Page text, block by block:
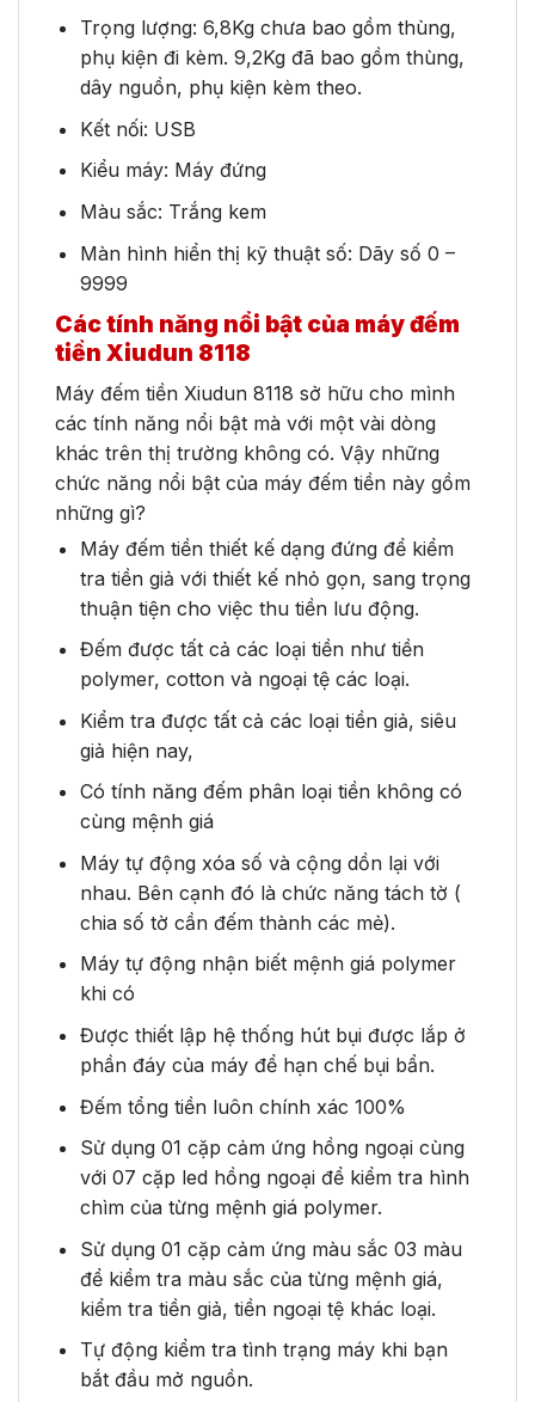
Trọng lượng: 6,8Kg chưa bao gồm thùng,
phụ kiện đi kèm. 9,2Kg đã bao gồm thùng,
dây nguồn, phụ kiện kèm theo.
Kết nối: USB
Kiểu máy: Máy đứng
Màu sắc: Trắng kem
Màn hình hiển thị kỹ thuật số: Dãy số 0 –
9999
Các tính năng nổi bật của máy đếm
tiền Xiudun 8118
Máy đếm tiền Xiudun 8118 sở hữu cho mình
các tính năng nổi bật mà với một vài dòng
khác trên thị trường không có. Vậy những
chức năng nổi bật của máy đếm tiền này gồm
những gì?
Máy đếm tiền thiết kế dạng đứng để kiểm
tra tiền giả với thiết kế nhỏ gọn, sang trọng
thuận tiện cho việc thu tiền lưu động.
Đếm được tất cả các loại tiền như tiền
polymer, cotton và ngoại tệ các loại.
Kiểm tra được tất cả các loại tiền giả, siêu
giả hiện nay,
Có tính năng đếm phân loại tiền không có
cùng mệnh giá
Máy tự động xóa số và cộng dồn lại với
nhau. Bên cạnh đó là chức năng tách tờ (
chia số tờ cần đếm thành các mẻ).
Máy tự động nhận biết mệnh giá polymer
khi có
Được thiết lập hệ thống hút bụi được lắp ở
phần đáy của máy để hạn chế bụi bẩn.
Đếm tổng tiền luôn chính xác 100%
Sử dụng 01 cặp cảm ứng hồng ngoại cùng
với 07 cặp led hồng ngoại để kiểm tra hình
chìm của từng mệnh giá polymer.
Sử dụng 01 cặp cảm ứng màu sắc 03 màu
để kiểm tra màu sắc của từng mệnh giá,
kiểm tra tiền giả, tiền ngoại tệ khác loại.
Tự động kiểm tra tình trạng máy khi bạn
bắt đầu mở nguồn.